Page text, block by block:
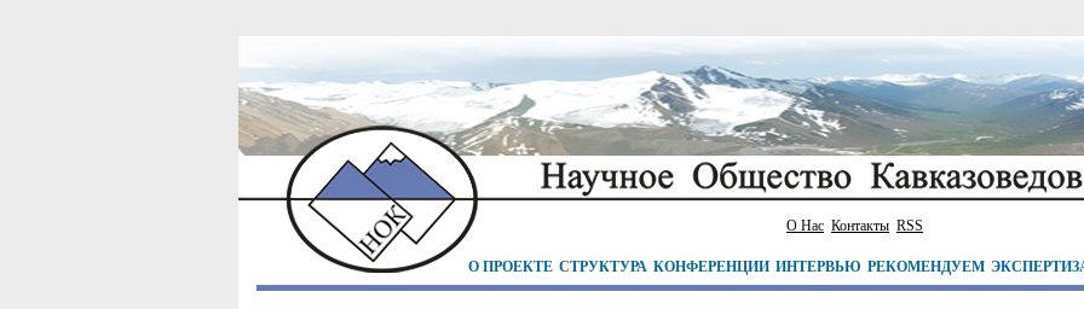
О Нас Контакты RSS
О ПРОЕКТЕ СТРУКТУРА КОНФЕРЕНЦИИ ИНТЕРВЬЮ РЕКОМЕНДУЕМ